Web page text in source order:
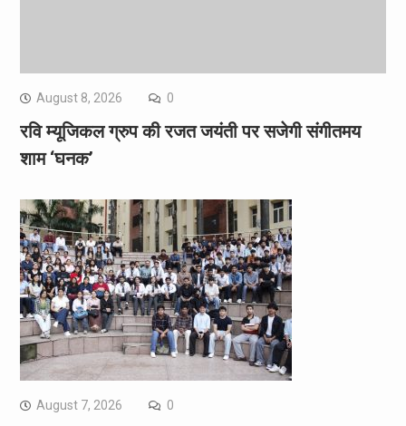
August 8, 2026 0
रवि म्यूजिकल ग्रुप की रजत जयंती पर सजेगी संगीतमय
शाम ‘घनक’
August 7, 2026 0